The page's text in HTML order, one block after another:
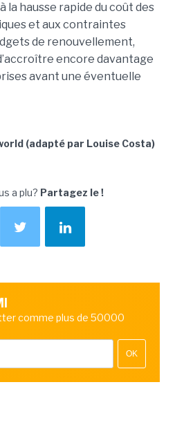
la hausse rapide du coût des
et aux contraintes
de renouvellement,
encore davantage
avant une éventuelle
(adapté par Louise Costa)
a plu? Partagez le !
comme plus de 50000
OK